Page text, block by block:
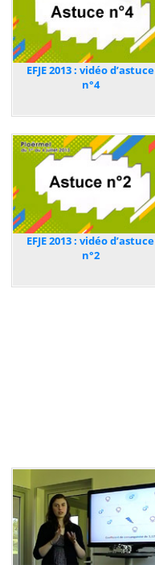
EFJE 2013 : vidéo d’astuce
n°4
EFJE 2013 : vidéo d’astuce
n°2